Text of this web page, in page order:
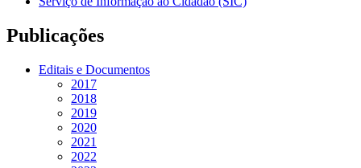
Publicações
Editais e Documentos
2017
2018
2019
2020
2021
2022